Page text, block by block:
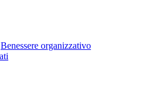
Benessere organizzativo